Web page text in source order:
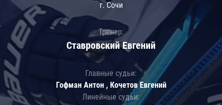
г. Сочи
Тренер:
Ставровский Евгений
Главные судьи:
Гофман Антон , Кочетов Евгений
Линейные судьи: